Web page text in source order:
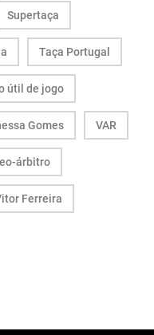
Supertaça
Taça Portugal
útil de jogo
Gomes VAR
árbitro
Ferreira